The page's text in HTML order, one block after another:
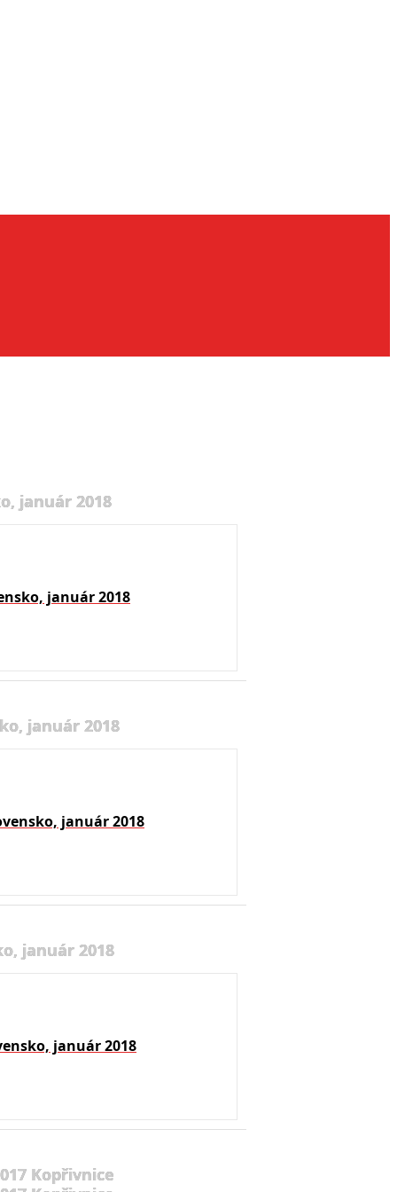
január 2018
január 2018
január 2018
január 2018
január 2018
január 2018
Kopřivnice